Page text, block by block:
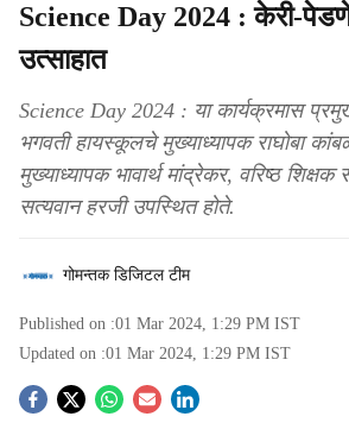
Science Day 2024 : केरी-पेडणे
उत्साहात
Science Day 2024 : या कार्यक्रमास
भगवती हायस्कूलचे मुख्याध्यापक राघोबा
मुख्याध्यापक भावार्थ मांद्रेकर, वरिष्ठ
सत्यवान हरजी उपस्थित होते.
गोमन्तक डिजिटल टीम
Published on :01 Mar 2024, 1:29 PM IST
Updated on :01 Mar 2024, 1:29 PM IST
S